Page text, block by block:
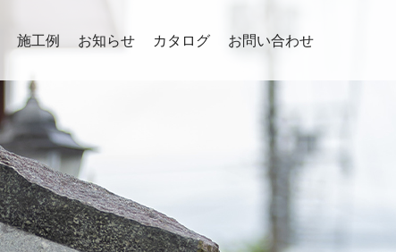
施工例 お知らせ カタログ お問い合わせ